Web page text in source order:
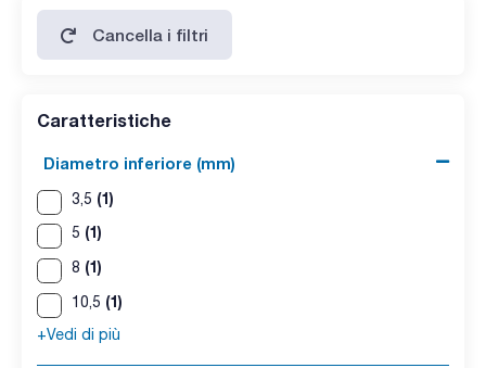
Cancella i filtri
Caratteristiche
Diametro inferiore (mm)
3,5 (1)
5 (1)
8 (1)
10,5 (1)
+Vedi di più